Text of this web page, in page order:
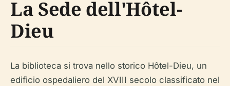
La Sede dell'Hôtel-
Dieu
La biblioteca si trova nello storico Hôtel-Dieu, un
edificio ospedaliero del XVIII secolo classificato nel